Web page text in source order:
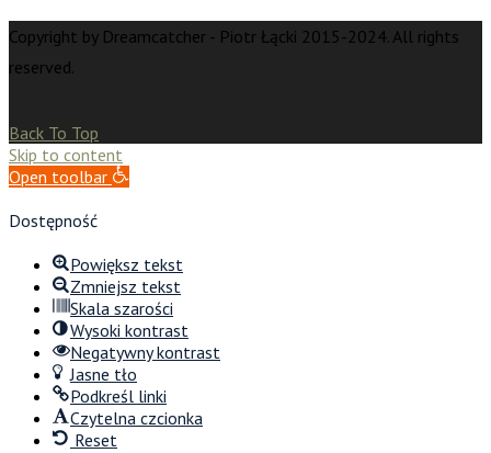
Copyright by Dreamcatcher - Piotr Łącki 2015-2024. All rights
reserved.
Back To Top
Skip to content
Open toolbar
Dostępność
Powiększ tekst
Zmniejsz tekst
Skala szarości
Wysoki kontrast
Negatywny kontrast
Jasne tło
Podkreśl linki
Czytelna czcionka
Reset